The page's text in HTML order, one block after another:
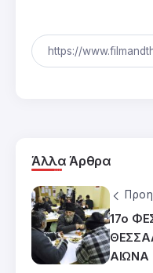
Άλλα Άρθρα
17ο
ΑΙΩΝΑ